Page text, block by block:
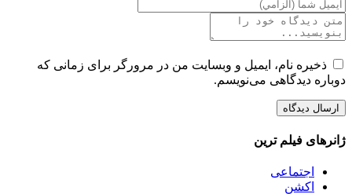
ذخیره نام، ایمیل و وبسایت من در مرورگر برای زمانی که
دوباره دیدگاهی می‌نویسم.
ژانرهای فیلم ترین
اجتماعی
اکشن